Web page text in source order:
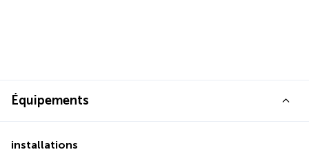
Équipements
installations